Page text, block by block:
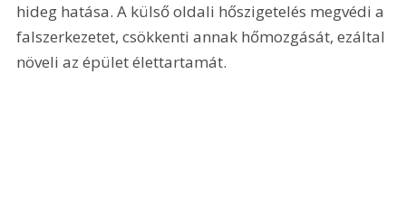
hideg hatása. A külső oldali hőszigetelés megvédi a
falszerkezetet, csökkenti annak hőmozgását, ezáltal
növeli az épület élettartamát.